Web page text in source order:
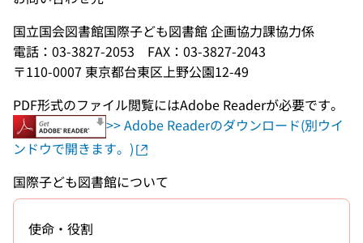
国立国会図書館国際子ども図書館 企画協力課協力係
電話：03-3827-2053 FAX：03-3827-2043
〒110-0007 東京都台東区上野公園12-49
PDF形式のファイル閲覧にはAdobe Readerが必要です。
>> Adobe Readerのダウンロード(別ウイ
ンドウで開きます。)
国際子ども図書館について
使命・役割